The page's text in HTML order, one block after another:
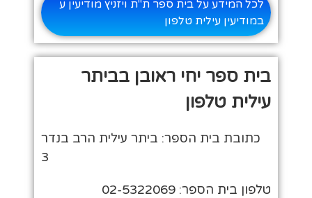
לכל המידע על בית ספר ת"ת ויזניץ מודיעין ע
במודיעין עילית טלפון
בית ספר יחי ראובן בביתר
עילית טלפון
כתובת בית הספר: ביתר עילית הרב בנדר
3
טלפון בית הספר: 02-5322069